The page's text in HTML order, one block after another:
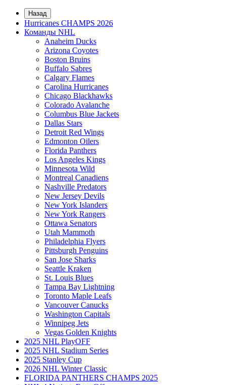
Назад
Hurricanes CHAMPS 2026
Команды NHL
Anaheim Ducks
Arizona Coyotes
Boston Bruins
Buffalo Sabres
Calgary Flames
Carolina Hurricanes
Chicago Blackhawks
Colorado Avalanche
Columbus Blue Jackets
Dallas Stars
Detroit Red Wings
Edmonton Oilers
Florida Panthers
Los Angeles Kings
Minnesota Wild
Montreal Canadiens
Nashville Predators
New Jersey Devils
New York Islanders
New York Rangers
Ottawa Senators
Utah Mammoth
Philadelphia Flyers
Pittsburgh Penguins
San Jose Sharks
Seattle Kraken
St. Louis Blues
Tampa Bay Lightning
Toronto Maple Leafs
Vancouver Canucks
Washington Capitals
Winnipeg Jets
Vegas Golden Knights
2025 NHL PlayOFF
2025 NHL Stadium Series
2025 Stanley Cup
2026 NHL Winter Classic
FLORIDA PANTHERS CHAMPS 2025